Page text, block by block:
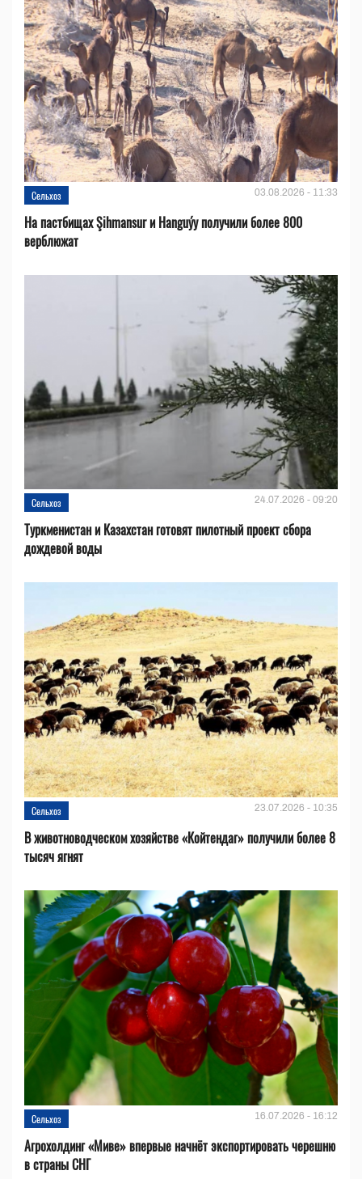
Сельхоз 03.08.2026 - 11:33
На пастбищах Şihmansur и Hanguýy получили более 800
верблюжат
Сельхоз 24.07.2026 - 09:20
Туркменистан и Казахстан готовят пилотный проект сбора
дождевой воды
Сельхоз 23.07.2026 - 10:35
В животноводческом хозяйстве «Койтендаг» получили более 8
тысяч ягнят
Сельхоз 16.07.2026 - 16:12
Агрохолдинг «Миве» впервые начнёт экспортировать черешню
в страны СНГ